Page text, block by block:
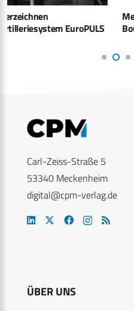
Messeauftritt von Diehl
Bourget in Zeiten des
Carl-Zeiss-Straße 5
53340 Meckenheim
digital@cpm-verlag.de
ÜBER UNS